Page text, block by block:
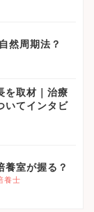
然周期法？
を取材｜治療
いてインタビ
養室が握る？
養士